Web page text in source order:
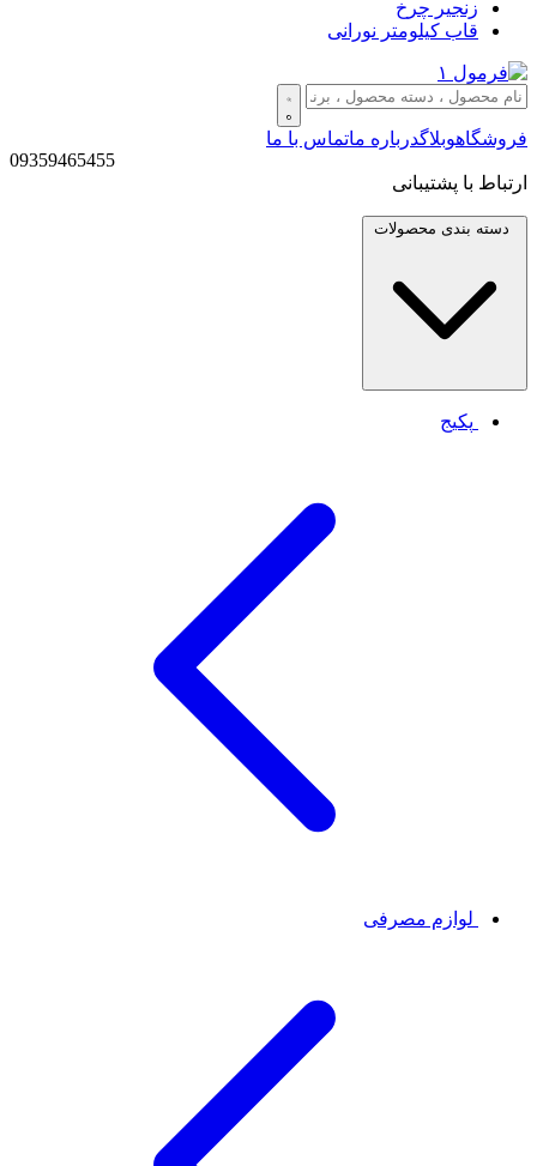
زنجیر چرخ
قاب کیلومتر نورانی
فروشگاهوبلاگدرباره ماتماس با ما
09359465455
ارتباط با پشتیبانی
دسته بندی محصولات
پکیج
لوازم مصرفی